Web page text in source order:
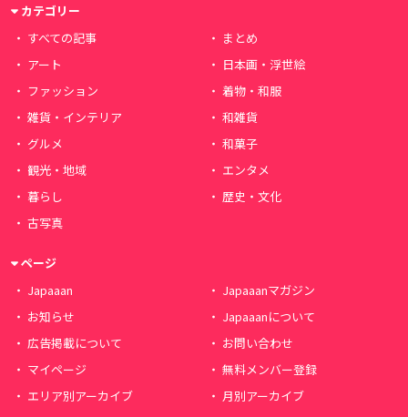
カテゴリー
すべての記事
まとめ
アート
日本画・浮世絵
ファッション
着物・和服
雑貨・インテリア
和雑貨
グルメ
和菓子
観光・地域
エンタメ
暮らし
歴史・文化
古写真
ページ
Japaaan
Japaaanマガジン
お知らせ
Japaaanについて
広告掲載について
お問い合わせ
マイページ
無料メンバー登録
エリア別アーカイブ
月別アーカイブ